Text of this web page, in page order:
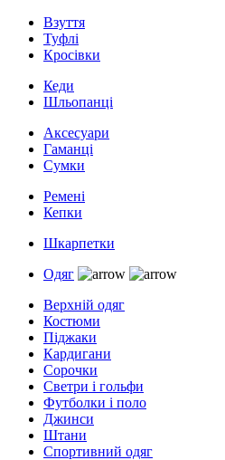
Взуття
Туфлі
Кросівки
Кеди
Шльопанці
Аксесуари
Гаманці
Сумки
Ремені
Кепки
Шкарпетки
Одяг
Верхній одяг
Костюми
Піджаки
Кардигани
Сорочки
Светри і гольфи
Футболки і поло
Джинси
Штани
Спортивний одяг